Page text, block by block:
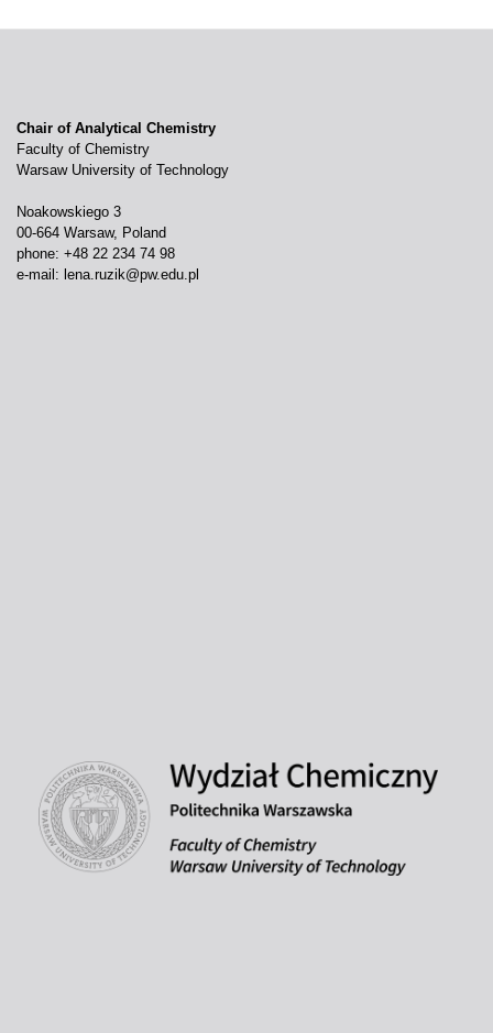
Chair of Analytical Chemistry
Faculty of Chemistry
Warsaw University of Technology
Noakowskiego 3
00-664 Warsaw, Poland
phone: +48 22 234 74 98
e-mail: lena.ruzik@pw.edu.pl